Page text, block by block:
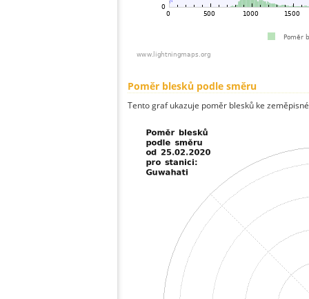
Poměr blesků podle směru
Tento graf ukazuje poměr blesků ke